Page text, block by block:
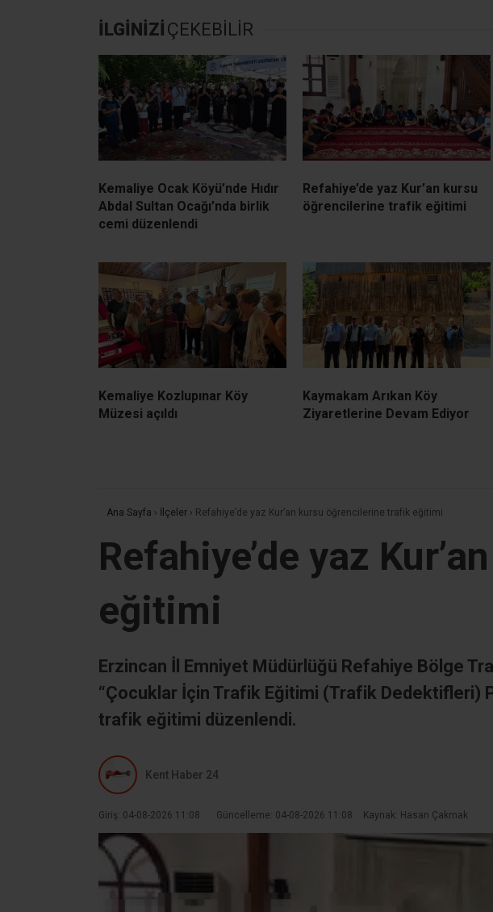
İLGİNİZİ ÇEKEBİLİR
Kemaliye Ocak Köyü’nde Hıdır
Abdal Sultan Ocağı’nda birlik
cemi düzenlendi
Refahiye’de yaz Kur’an kursu
öğrencilerine trafik eğitimi
Kemaliye Kozlupınar Köy
Müzesi açıldı
Kaymakam Arıkan Köy
Ziyaretlerine Devam Ediyor
Ana Sayfa › İlçeler › Refahiye’de yaz Kur’an kursu öğrencilerine trafik eğitimi
Refahiye’de yaz
eğitimi
Erzincan İl Emniyet Müdürlüğü Refahiye Bölge
“Çocuklar İçin Trafik Eğitimi (Trafik Dedektifleri)
trafik eğitimi düzenlendi.
Kent Haber 24
Giriş: 04-08-2026 11:08 Güncelleme: 04-08-2026 11:08 Kaynak: Hasan Çakmak